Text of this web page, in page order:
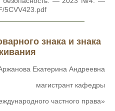
5CVV423.pdf
знака и знака
Екатерина Андреевна
магистрант кафедры
частного права»